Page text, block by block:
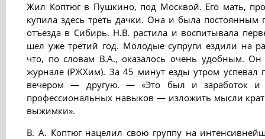
Жил Коптюг в Пушкино, под Москвой. Его мать,
купила здесь треть дачки. Она и была
отъезда в Сибирь. Н.В. растила и воспитывала
шел уже третий год. Молодые супруги ездили на
что, по словам В.А., оказалось очень удобным.
журнале (РЖХим). За 45 минут езды утром успевал
вечером — другую. — «Это был и заработок и
профессиональных навыков — изложить мысли
выжимки».
В. А. Коптюг нацелил свою группу на